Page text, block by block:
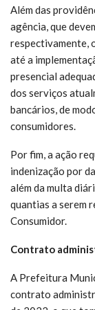
Além das
agência, que
respectivamente,
até a
presencial
dos serviços
bancários, de
consumidores.
Por fim, a ação
indenização por
além da multa
quantias a serem
Consumidor.
Contrato
A Prefeitura
contrato